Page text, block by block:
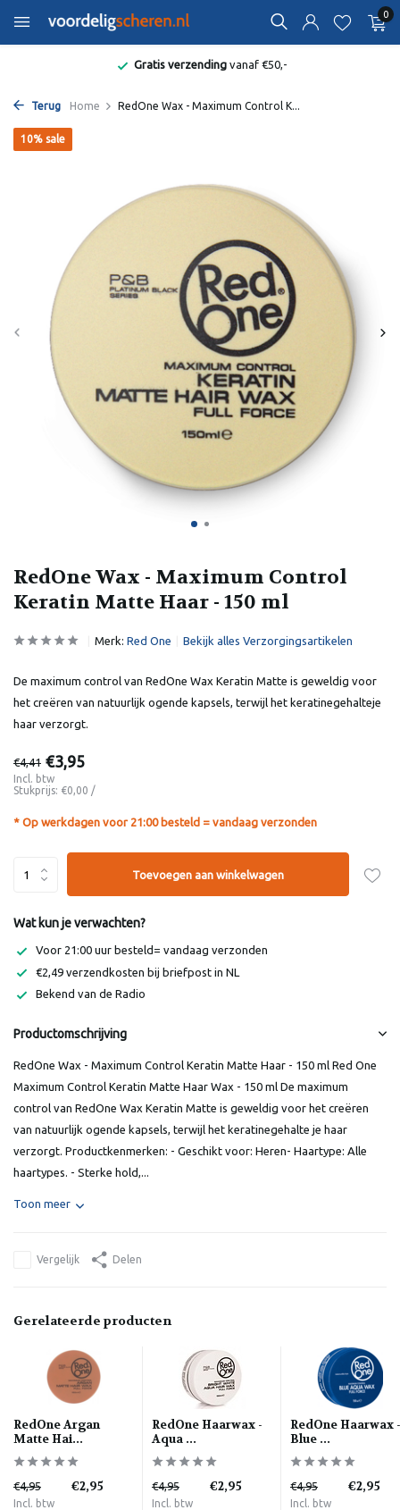
0
Gratis verzendingvanaf €50,-
Terug Home RedOne Wax - Maximum Control K...
RedOne Wax - Maximum Control
Keratin Matte Haar - 150 ml
10% sale
Merk: Red One Bekijk alles Verzorgingsartikelen
De maximum control van RedOne Wax Keratin Matte is geweldig voor
het creëren van natuurlijk ogende kapsels, terwijl het keratinegehalteje
haar verzorgt.
€4,41 €3,95
Incl. btw
Stukprijs: €0,00 /
* Op werkdagen voor 21:00 besteld = vandaag verzonden
Toevoegen aan winkelwagen
Wat kun je verwachten?
Voor 21:00 uur besteld= vandaag verzonden
€2,49 verzendkosten bij briefpost in NL
Bekend van de Radio
Productomschrijving
RedOne Wax - Maximum Control Keratin Matte Haar - 150 ml Red One
Maximum Control Keratin Matte Haar Wax - 150 ml De maximum
control van RedOne Wax Keratin Matte is geweldig voor het creëren
van natuurlijk ogende kapsels, terwijl het keratinegehalte je haar
verzorgt. Productkenmerken: - Geschikt voor: Heren- Haartype: Alle
haartypes. - Sterke hold,...
Toon meer
Vergelijk Delen
Gerelateerde producten
RedOne Argan
Matte Hai...
€4,95 €2,95
Incl. btw
RedOne Haarwax -
Aqua ...
€4,95 €2,95
Incl. btw
RedOne Haarwax -
Blue ...
€4,95 €2,95
Incl. btw